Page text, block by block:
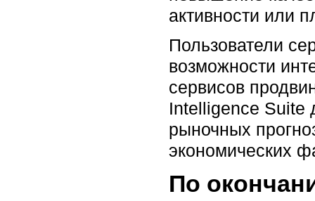
активности или
Пользователи
возможности
сервисов
Intelligence Suite
рыночных
экономических
По